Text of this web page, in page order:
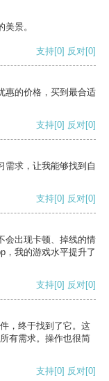
景。
支持[0] 反对[0]
惠的价格，买到最合适
支持[0] 反对[0]
需求，让我能够找到自
支持[0] 反对[0]
会出现卡顿、掉线的情
，我的游戏水平提升了
支持[0] 反对[0]
，终于找到了它。这
有需求。操作也很简
支持[0] 反对[0]